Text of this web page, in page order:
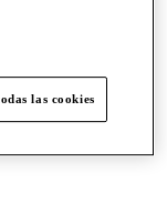
las cookies